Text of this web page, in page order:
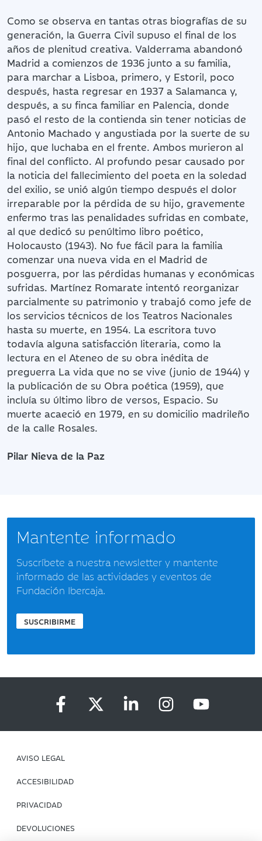
Como se observa en tantas otras biografías de su
generación, la Guerra Civil supuso el final de los
años de plenitud creativa. Valderrama abandonó
Madrid a comienzos de 1936 junto a su familia,
para marchar a Lisboa, primero, y Estoril, poco
después, hasta regresar en 1937 a Salamanca y,
después, a su finca familiar en Palencia, donde
pasó el resto de la contienda sin tener noticias de
Antonio Machado y angustiada por la suerte de su
hijo, que luchaba en el frente. Ambos murieron al
final del conflicto. Al profundo pesar causado por
la noticia del fallecimiento del poeta en la soledad
del exilio, se unió algún tiempo después el dolor
irreparable por la pérdida de su hijo, gravemente
enfermo tras las penalidades sufridas en combate,
al que dedicó su penúltimo libro poético,
Holocausto (1943). No fue fácil para la familia
comenzar una nueva vida en el Madrid de
posguerra, por las pérdidas humanas y económicas
sufridas. Martínez Romarate intentó reorganizar
parcialmente su patrimonio y trabajó como jefe de
los servicios técnicos de los Teatros Nacionales
hasta su muerte, en 1954. La escritora tuvo
todavía alguna satisfacción literaria, como la
lectura en el Ateneo de su obra inédita de
preguerra La vida que no se vive (junio de 1944) y
la publicación de su Obra poética (1959), que
incluía su último libro de versos, Espacio. Su
muerte acaeció en 1979, en su domicilio madrileño
de la calle Rosales.
Pilar Nieva de la Paz
Mantente informado
Suscríbete a nuestra newsletter y mantente
informado de las actividades y eventos de
Fundación Ibercaja.
SUSCRIBIRME
AVISO LEGAL
ACCESIBILIDAD
PRIVACIDAD
DEVOLUCIONES